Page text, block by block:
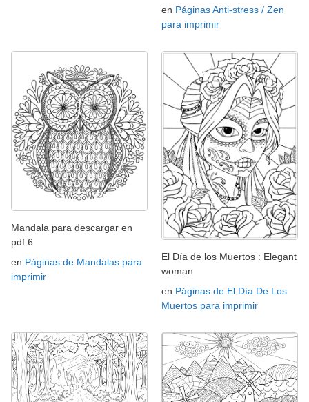
en Páginas Anti-stress / Zen
para imprimir
Mandala para descargar en
pdf 6
en Páginas de Mandalas para
imprimir
El Día de los Muertos : Elegant
woman
en Páginas de El Día De Los
Muertos para imprimir